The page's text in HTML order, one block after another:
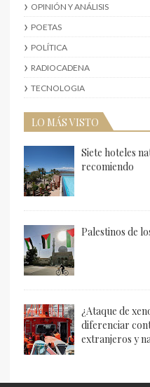
OPINIÓN Y ANÁLISIS
POETAS
POLÍTICA
RADIOCADENA
TECNOLOGIA
LO MÁS VISTO
Siete hoteles
recomiendo
Palestinos de
¿Ataque de
diferenciar
extranjeros y